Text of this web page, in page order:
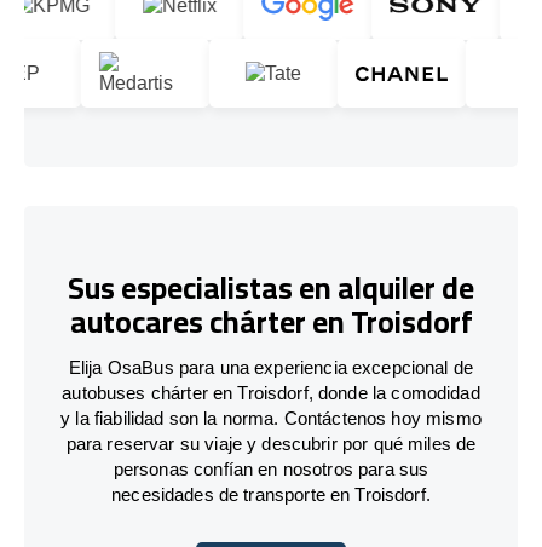
Sus especialistas en alquiler de
autocares chárter en Troisdorf
Elija OsaBus para una experiencia excepcional de
autobuses chárter en Troisdorf, donde la comodidad
y la fiabilidad son la norma. Contáctenos hoy mismo
para reservar su viaje y descubrir por qué miles de
personas confían en nosotros para sus
necesidades de transporte en Troisdorf.